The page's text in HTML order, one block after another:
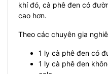
khí đó, cà phê đen có
cao hơn.
Theo các chuyên gia
1 ly cà phê đen có
1 ly cà phê đen